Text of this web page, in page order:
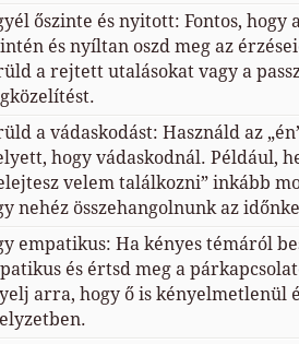
őszinte és nyitott: Fontos, hogy
és nyíltan oszd meg az
a rejtett utalásokat vagy a
a vádaskodást: Használd az
hogy vádaskodnál. Például,
velem találkozni” inkább
nehéz összehangolnunk az
empatikus: Ha kényes témáról
és értsd meg a
arra, hogy ő is kényelmetlenül